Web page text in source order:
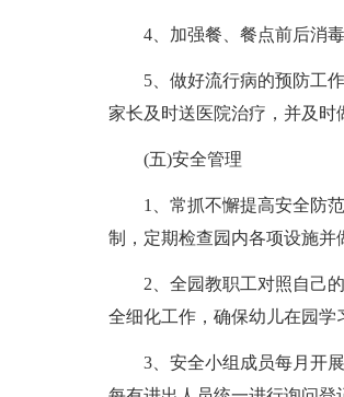
4、加强餐、餐点前后消毒
5、做好流行病的预防工作
家长及时送医院治疗，并及时
(五)安全管理
1、常抓不懈提高安全防范
制，定期检查园内各项设施并
2、全园教职工对照自己的
全细化工作，确保幼儿在园学
3、安全小组成员每月开展